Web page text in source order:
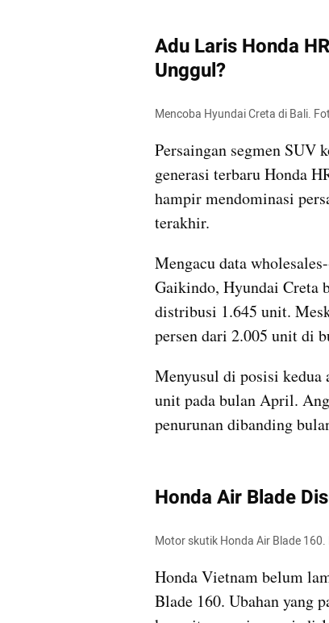
Adu Laris Honda
Unggul?
Mencoba Hyundai Creta di Bali.
Persaingan segmen SUV
generasi terbaru Honda
hampir mendominasi
terakhir.
Mengacu data
Gaikindo, Hyundai Creta
distribusi 1.645 unit.
persen dari 2.005 unit di
Menyusul di posisi kedua
unit pada bulan April.
penurunan dibanding
Honda Air Blade
Motor skutik Honda Air Blade
Honda Vietnam belum
Blade 160. Ubahan yang